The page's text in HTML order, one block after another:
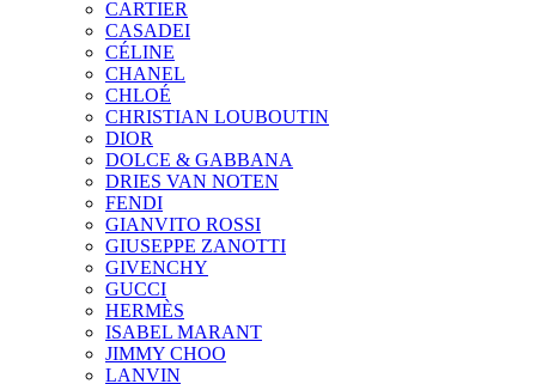
CARTIER
CASADEI
CÉLINE
CHANEL
CHLOÉ
CHRISTIAN LOUBOUTIN
DIOR
DOLCE & GABBANA
DRIES VAN NOTEN
FENDI
GIANVITO ROSSI
GIUSEPPE ZANOTTI
GIVENCHY
GUCCI
HERMÈS
ISABEL MARANT
JIMMY CHOO
LANVIN